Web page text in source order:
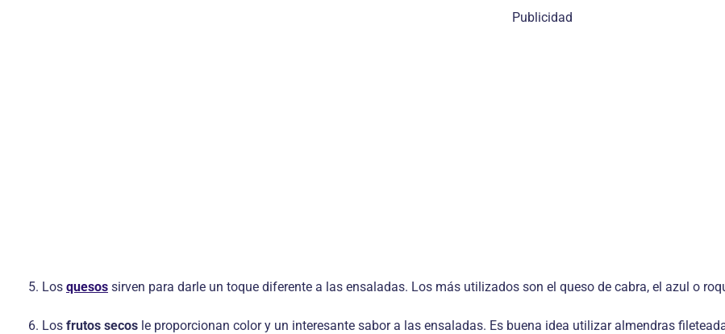
Publicidad
5. Los quesos sirven para darle un toque diferente a las ensaladas. Los más utilizados son el queso de cabra, el azul o
6. Los frutos secos le proporcionan color y un interesante sabor a las ensaladas. Es buena idea utilizar almendras